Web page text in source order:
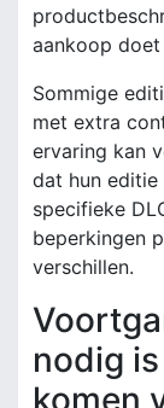
aankoop
Sommige
met extra
ervaring kan
dat hun
specifieke
beperkingen
verschillen.
nodig
komen